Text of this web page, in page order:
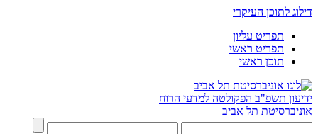
דילוג לתוכן העיקרי
תפריט עליון
תפריט ראשי
תוכן ראשי
ידיעון תשפ"ב הפקולטה למדעי הרוח
אוניברסיטת תל אביב